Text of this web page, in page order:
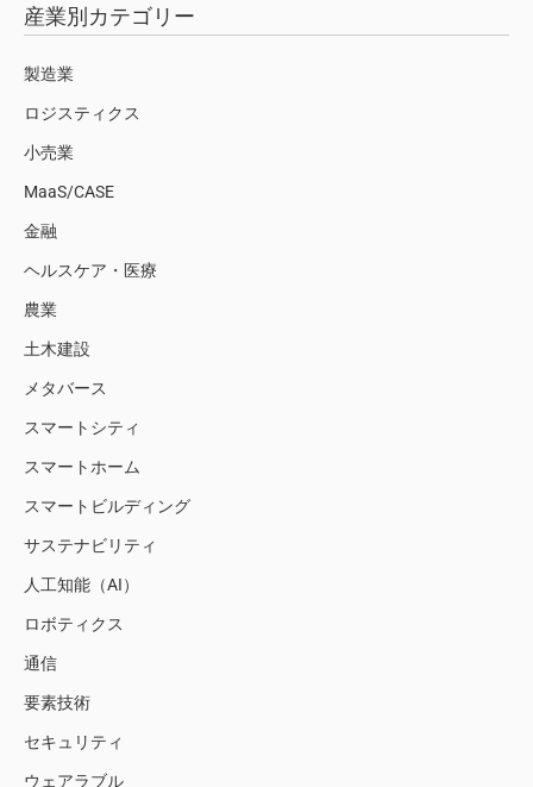
産業別カテゴリー
製造業
ロジスティクス
小売業
MaaS/CASE
金融
ヘルスケア・医療
農業
土木建設
メタバース
スマートシティ
スマートホーム
スマートビルディング
サステナビリティ
人工知能（AI）
ロボティクス
通信
要素技術
セキュリティ
ウェアラブル